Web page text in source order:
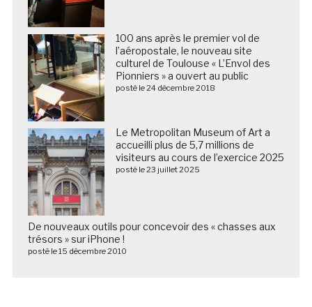
100 ans après le premier vol de
l’aéropostale, le nouveau site
culturel de Toulouse « L’Envol des
Pionniers » a ouvert au public
posté le 24 décembre 2018
Le Metropolitan Museum of Art a
accueilli plus de 5,7 millions de
visiteurs au cours de l’exercice 2025
posté le 23 juillet 2025
De nouveaux outils pour concevoir des « chasses aux
trésors » sur iPhone !
posté le 15 décembre 2010